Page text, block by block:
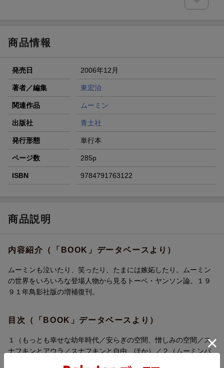
条件達成で楽天限定・宝塚歌劇 宙組貸切公演ペアチケット
商品情報
発売日 2006年12月
著者／編集 東宏治
関連作品 ムーミン
出版社 青土社
発行形態 単行本
ページ数 285p
ISBN 9784791763122
商品説明
内容紹介（「BOOK」データベースより）
ムーミンも泣いたり、笑ったり、たまには嫉妬したり。ムーミン
の世界をいろいろな登場人物から見るトーベ・ヤンソン論。１９
９１年鳥影社版の増補復刊。
目次（「BOOK」データベースより）
１（もっとも幸せな幼年時代／安らぎの空間、憎しみの空間／ス
ナフキンとアウラ／スナフキンと自由 ほか）／２（ムーミンパ